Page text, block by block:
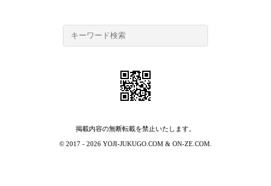
掲載内容の無断転載を禁止いたします。
© 2017 - 2026 YOJI-JUKUGO.COM & ON-ZE.COM